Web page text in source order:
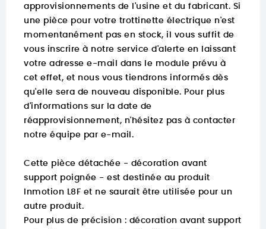
approvisionnements de l'usine et du fabricant. Si
une pièce pour votre trottinette électrique n'est
momentanément pas en stock, il vous suffit de
vous inscrire à notre service d'alerte en laissant
votre adresse e-mail dans le module prévu à
cet effet, et nous vous tiendrons informés dès
qu'elle sera de nouveau disponible. Pour plus
d'informations sur la date de
réapprovisionnement, n'hésitez pas à contacter
notre équipe par e-mail.
Cette pièce détachée - décoration avant
support poignée - est destinée au produit
Inmotion L8F et ne saurait être utilisée pour un
autre produit.
Pour plus de précision : décoration avant support